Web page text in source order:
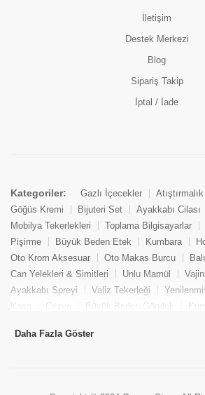
İletişim
Destek Merkezi
Blog
Sipariş Takip
İptal / İade
Kategoriler: Gazlı İçecekler Atıştırmalık
Göğüs Kremi
Bijuteri Set
Ayakkabı Cilası
Mobilya Tekerlekleri
Toplama Bilgisayarlar
Pişirme
Büyük Beden Etek Kumbara
Oto Krom Aksesuar
Oto Makas Burcu
Can Yelekleri & Simitleri
Unlu Mamül
Ayakkabı Spreyi
Valiz Tekerleği
Kasa
Cezve Büyük Beden Gömlek
Tekne Bağlama & Demirleme
Daha Fazla Göster